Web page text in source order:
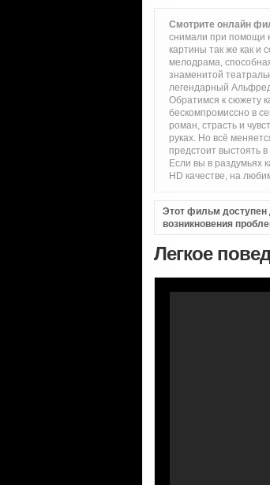
Смотрите онлайн
снимали при помощи
картины так же как и
мелодрама,
знаменитой
легендарный
Обратимся к сюжету
бескомпромиссно в
роман, страсть и
руках. Но всё
предстоит выстоять
Если вы в раздумьях
HD качестве, на
Этот фильм доступен
возникновения
Легкое